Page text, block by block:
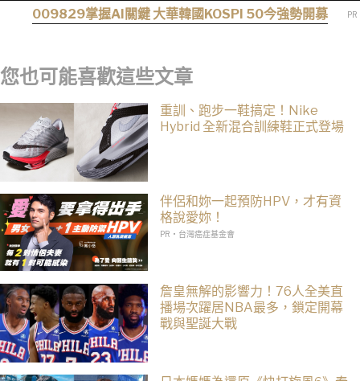
服周邊同步公開
009829掌握AI關鍵 大華韓國KOSPI 50今強勢開募
您也可能喜歡這些文章
重訓、跑步一鞋搞定！Nike
Hybrid 全新混合訓練鞋正式登場
伴侶和妳一起預防HPV，才有資
格說愛妳！
PR・台灣癌症基金會
詹皇無解的影響力！76人全美直
播場次躍居NBA最多，鎖定開幕
戰與聖誕大戰